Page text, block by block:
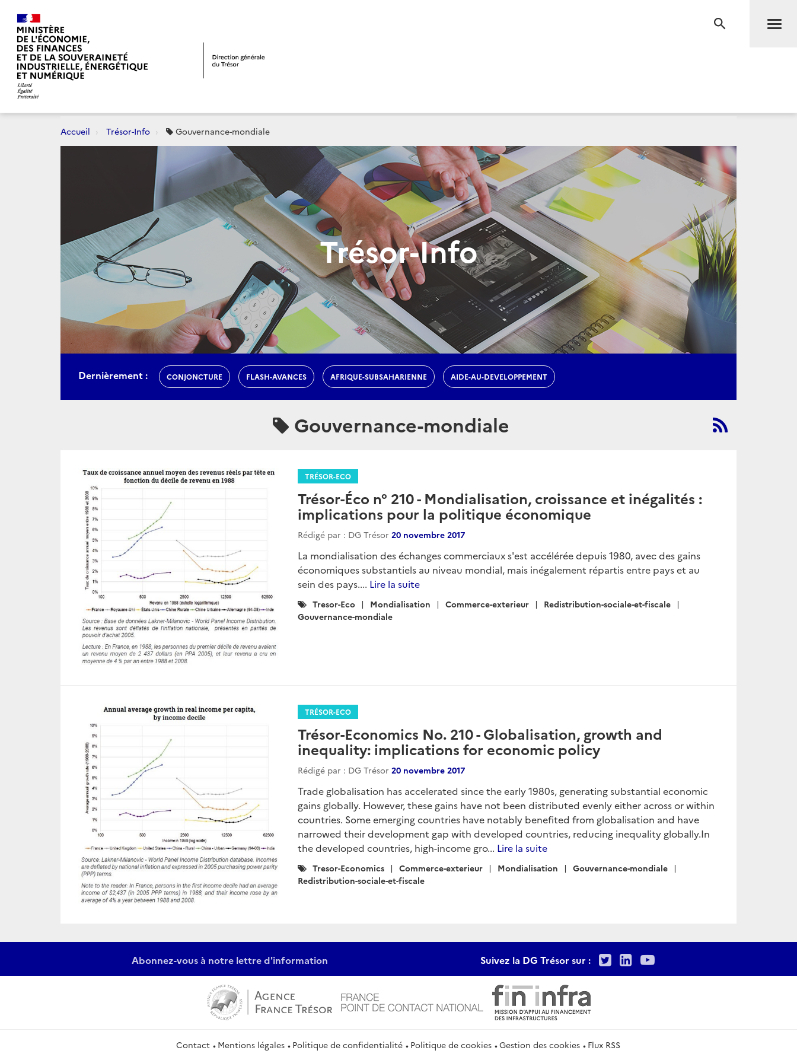
RECHERCHE
Accueil Trésor-Info Gouvernance-mondiale
Trésor-Info
Dernièrement : CONJONCTURE FLASH-AVANCES AFRIQUE-SUBSAHARIENNE AIDE-AU-DEVELOPPEMENT
Gouvernance-mondiale
TRÉSOR-ECO
Trésor-Éco n° 210 - Mondialisation, croissance et inégalités :
implications pour la politique économique
Rédigé par : DG Trésor 20 novembre 2017
La mondialisation des échanges commerciaux s'est accélérée depuis 1980, avec des gains
économiques substantiels au niveau mondial, mais inégalement répartis entre pays et au
sein des pays.... Lire la suite
Catégories
:
Tresor-Eco Mondialisation Commerce-exterieur
Redistribution-sociale-et-fiscale
Gouvernance-mondiale
TRÉSOR-ECO
Trésor-Economics No. 210 - Globalisation, growth and
inequality: implications for economic policy
Rédigé par : DG Trésor 20 novembre 2017
Trade globalisation has accelerated since the early 1980s, generating substantial economic
gains globally. However, these gains have not been distributed evenly either across or within
countries. Some emerging countries have notably benefited from globalisation and have
narrowed their development gap with developed countries, reducing inequality globally.In
the developed countries, high-income gro... Lire la suite
Catégories
:
Tresor-Economics Commerce-exterieur Mondialisation
Gouvernance-mondiale
Redistribution-sociale-et-fiscale
Abonnez-vous à notre lettre d'information Suivez la DG Trésor sur : TwitterLinkedIn
Youtube
Contact Mentions légales Politique de confidentialité Politique de cookies Gestion des cookies
Flux RSS